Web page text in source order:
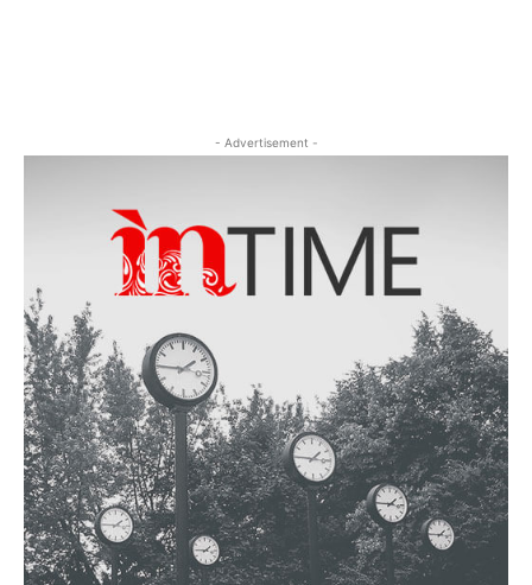
- Advertisement -